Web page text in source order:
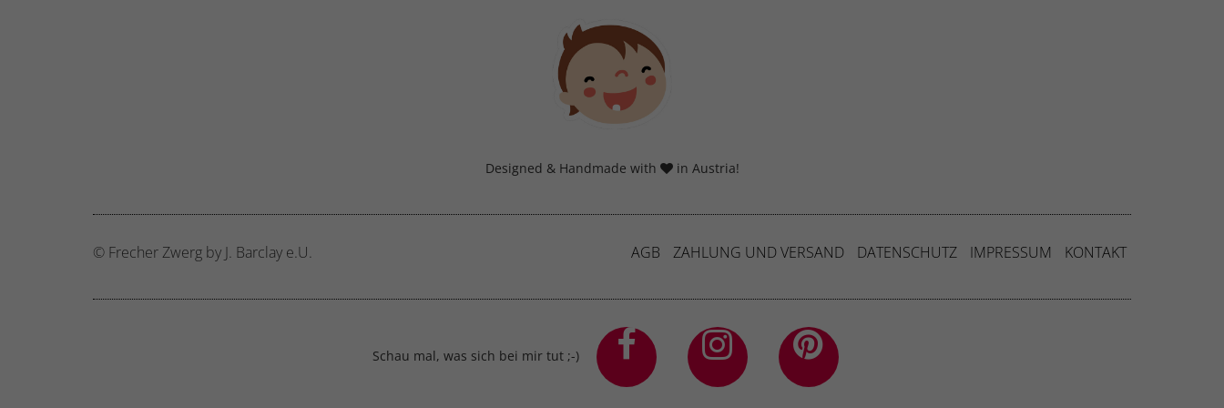
Designed & Handmade with in Austria!
© Frecher Zwerg by J. Barclay e.U. AGB ZAHLUNG UND VERSAND DATENSCHUTZ IMPRESSUM KONTAKT
Schau mal, was sich bei mir tut ;-)
Inhalte von Videoplattformen und Social-Media-Plattformen werden standardmäßig
blockiert. Wenn Cookies von externen Medien akzeptiert werden, bedarf der Zugriff auf
diese Inhalte keiner manuellen Einwilligung mehr.
Datenschutzerklärung